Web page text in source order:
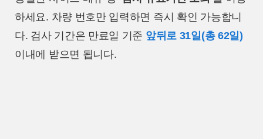
하세요. 차량 번호만 입력하면 즉시 확인 가능합니
다. 검사 기간은 만료일 기준 앞뒤로 31일(총 62일)
이내에 받으면 됩니다.